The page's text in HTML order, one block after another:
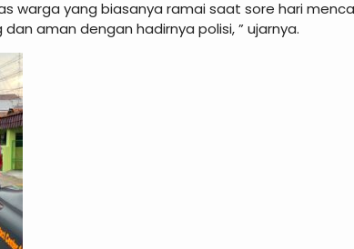
warga yang biasanya ramai saat sore hari
aman dengan hadirnya polisi, ” ujarnya.